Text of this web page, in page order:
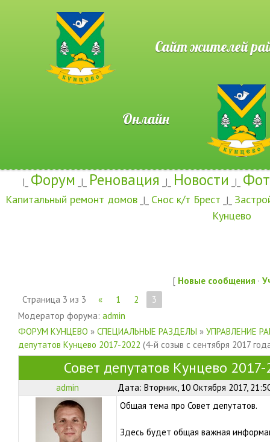
Сайт жителей
Онлайн
|_ Форум _|_ Реновация _|_ Новости _|_
Капитальный ремонт домов _|_ Снос к/т Брест _|_
Кунцево
[ Новые сообщения ·
Страница 3 из 3 « 1 2
3
Модератор форума: admin
ФОРУМ КУНЦЕВО » СПЕЦИАЛЬНЫЕ РАЗДЕЛЫ » УПРАВЛЕНИЕ
депутатов Кунцево 2017-2022 (4-й созыв с сентября 2017
Совет депутатов Кунцево
admin Дата: Вторник, 10 Октября 2017,
Общая тема про Совет депутатов.
Здесь будет общая важная